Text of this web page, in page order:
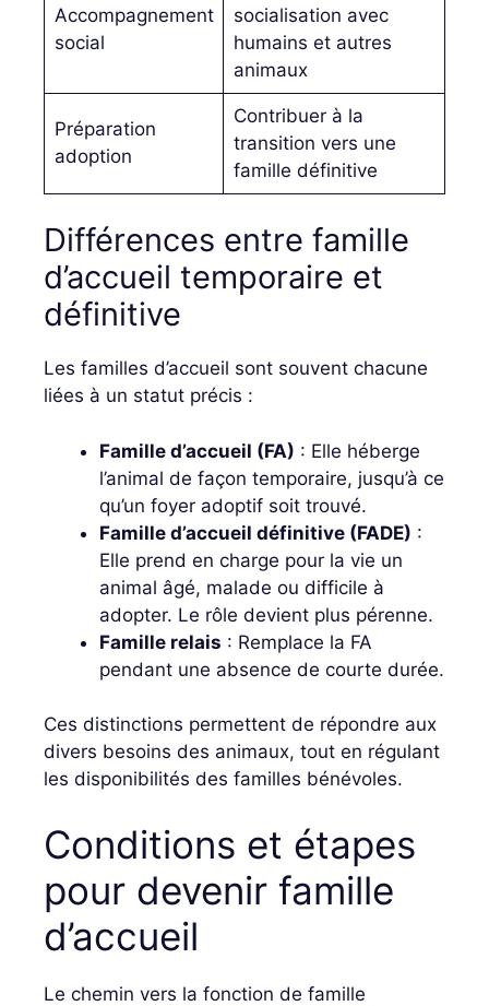
Accompagnement
social
socialisation avec
humains et autres
animaux
Préparation
adoption
Contribuer à la
transition vers une
famille définitive
Différences entre famille
d’accueil temporaire et
définitive
Les familles d’accueil sont souvent chacune
liées à un statut précis :
Famille d’accueil (FA) : Elle héberge
l’animal de façon temporaire, jusqu’à ce
qu’un foyer adoptif soit trouvé.
Famille d’accueil définitive (FADE) :
Elle prend en charge pour la vie un
animal âgé, malade ou difficile à
adopter. Le rôle devient plus pérenne.
Famille relais : Remplace la FA
pendant une absence de courte durée.
Ces distinctions permettent de répondre aux
divers besoins des animaux, tout en régulant
les disponibilités des familles bénévoles.
Conditions et étapes
pour devenir famille
d’accueil
Le chemin vers la fonction de famille